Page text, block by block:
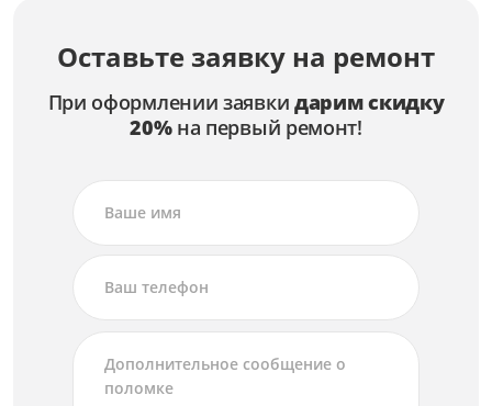
от 10 000 ₽
Замена корпуса
Замена клавиатуры
от 3 000 ₽
Замена камеры
от 2 500 ₽
Замена жесткого диска
от 3 500 ₽
Замена видеокарты
Оставьте заявку на ремонт
При оформлении заявки дарим скидку
20%на первый ремонт!